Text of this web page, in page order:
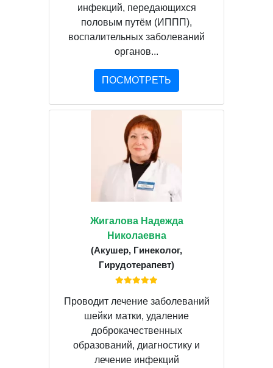
инфекций, передающихся
половым путём (ИППП),
воспалительных заболеваний
органов...
ПОСМОТРЕТЬ
Жигалова Надежда
Николаевна
(Акушер, Гинеколог,
Гирудотерапевт)
Проводит лечение заболеваний
шейки матки, удаление
доброкачественных
образований, диагностику и
лечение инфекций